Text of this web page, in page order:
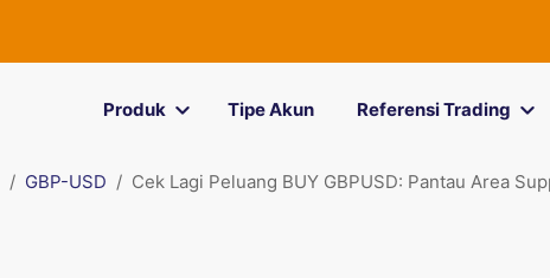
Produk Tipe Akun Referensi Trading
GBP-USD Cek Lagi Peluang BUY GBPUSD: Pantau Area